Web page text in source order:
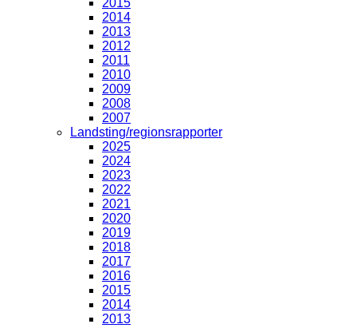
2014
2013
2012
2011
2010
2009
2008
2007
Landsting/regionsrapporter
2025
2024
2023
2022
2021
2020
2019
2018
2017
2016
2015
2014
2013